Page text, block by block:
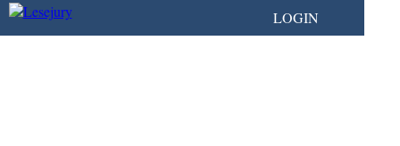
LOGIN